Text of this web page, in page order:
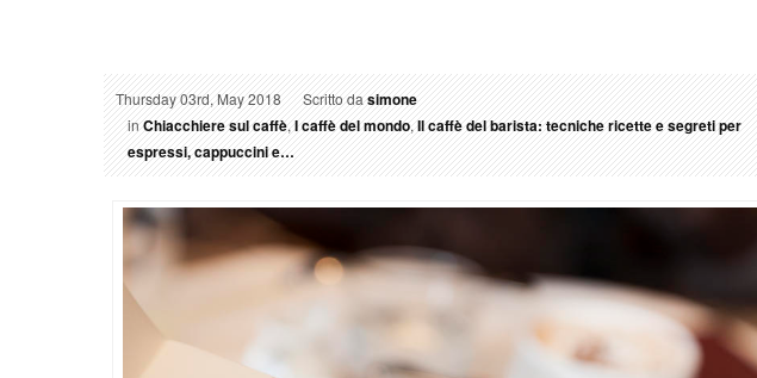
Thursday 03rd, May 2018 Scritto dasimone
inChiacchiere sul caffè,I caffè del mondo,Il caffè del barista: tecniche ricette e segreti per
espressi, cappuccini e…